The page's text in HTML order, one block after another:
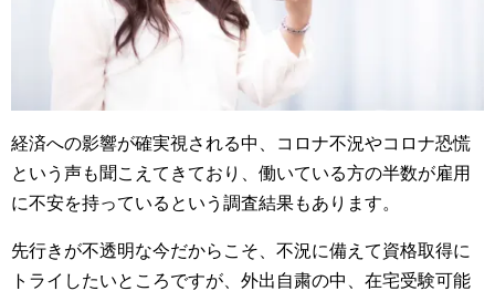
経済への影響が確実視される中、コロナ不況やコロナ恐慌
という声も聞こえてきており、働いている方の半数が雇用
に不安を持っているという調査結果もあります。
先行きが不透明な今だからこそ、不況に備えて資格取得に
トライしたいところですが、外出自粛の中、在宅受験可能